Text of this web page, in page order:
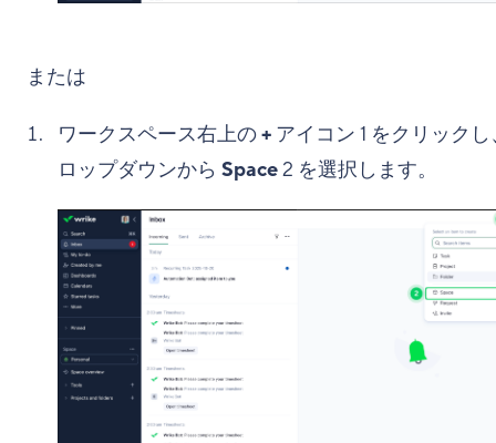
または
ワークスペース右上の+ アイコン 1 をクリック
ロップダウンから Space2 を選択します。